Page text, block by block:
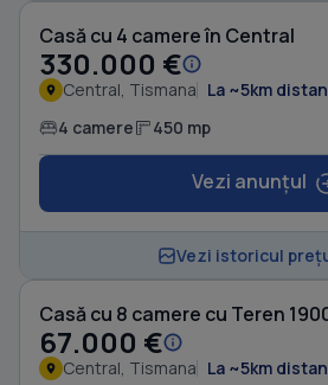
Casă cu 4 camere în Central
330.000 €
Central, Tismana La ~5km
4 camere 450 mp
Vezi anunțul
Vezi istoricul
Casă cu 8 camere cu Teren
67.000 €
Central, Tismana La ~5km